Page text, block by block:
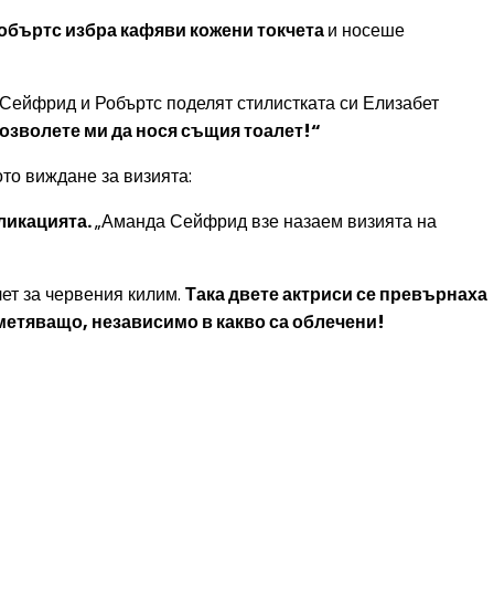
избра кафяви кожени токчетаи носеше
и Робъртс поделят стилистката си Елизабет
ми да нося същия тоалет!“
виждане за визията:
„Аманда Сейфрид взе назаем визията на
за червения килим. Така двете актриси се превърнаха
независимо в какво са облечени!